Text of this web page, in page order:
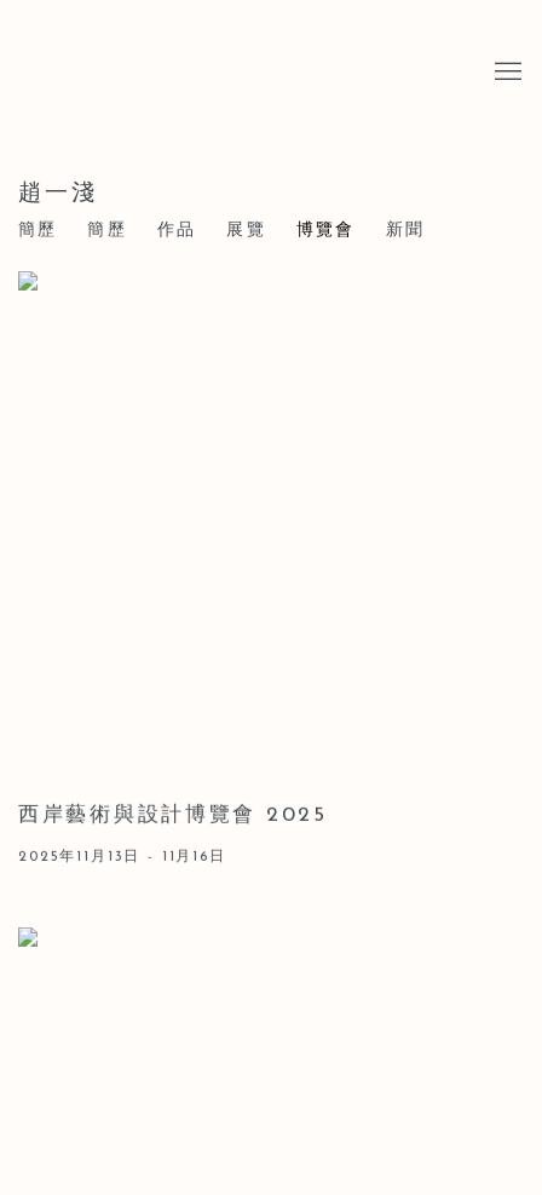
趙一淺
簡歷 簡歷 作品 展覽 博覽會 新聞
西岸藝術與設計博覽會 2025
2025年11月13日 - 11月16日